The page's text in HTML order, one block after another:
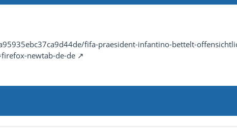
fifa-praesident-infantino-bettelt-
newtab-de-de